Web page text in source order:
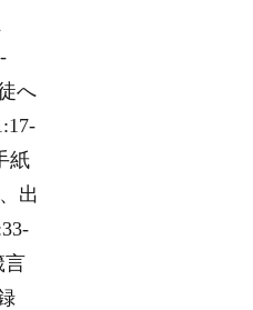
へ
紙
出
言